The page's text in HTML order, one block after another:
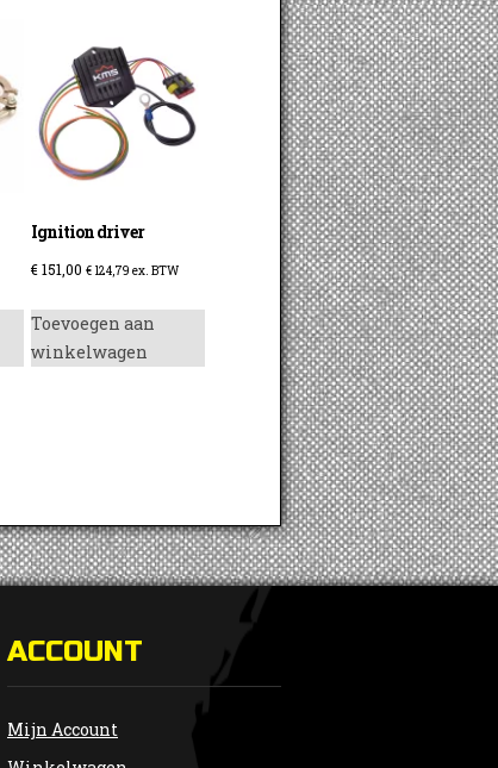
Ignition driver
€151,00 €124,79 ex. BTW
Toevoegen aan
winkelwagen
ACCOUNT
Mijn Account